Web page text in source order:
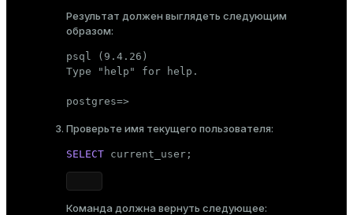
Результат должен выглядеть следующим
образом:
psql (9.4.26)
Type "help" for help.
postgres=>
Проверьте имя текущего пользователя:
SELECT current_user ;
Команда должна вернуть следующее: